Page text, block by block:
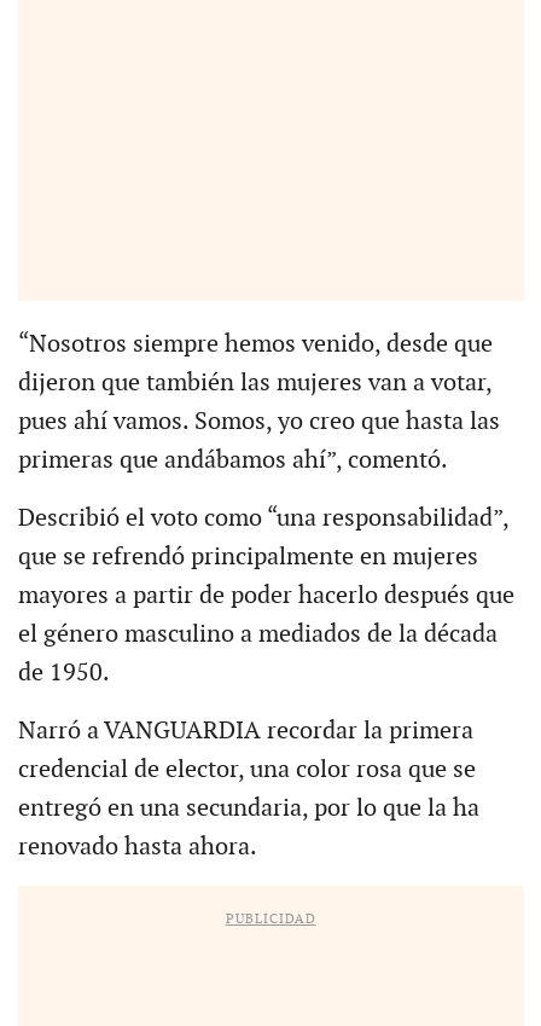
“Nosotros siempre hemos venido, desde que
dijeron que también las mujeres van a votar,
pues ahí vamos. Somos, yo creo que hasta las
primeras que andábamos ahí”, comentó.
Describió el voto como “una responsabilidad”,
que se refrendó principalmente en mujeres
mayores a partir de poder hacerlo después que
el género masculino a mediados de la década
de 1950.
Narró a VANGUARDIA recordar la primera
credencial de elector, una color rosa que se
entregó en una secundaria, por lo que la ha
renovado hasta ahora.
PUBLICIDAD